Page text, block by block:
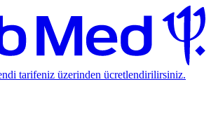
tarifeniz üzerinden ücretlendirilirsiniz.